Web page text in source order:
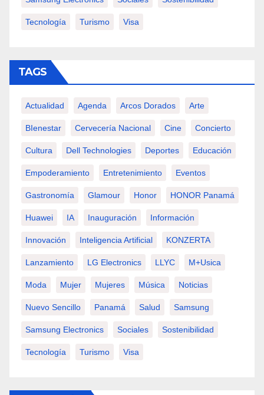
Tecnología Turismo Visa
TAGS
Actualidad Agenda Arcos Dorados Arte
BIenestar Cervecería Nacional Cine Concierto
Cultura Dell Technologies Deportes Educación
Empoderamiento Entretenimiento Eventos
Gastronomía Glamour Honor HONOR Panamá
Huawei IA Inauguración Información
Innovación Inteligencia Artificial KONZERTA
Lanzamiento LG Electronics LLYC M+usica
Moda Mujer Mujeres Música Noticias
Nuevo Sencillo Panamá Salud Samsung
Samsung Electronics Sociales Sostenibilidad
Tecnología Turismo Visa